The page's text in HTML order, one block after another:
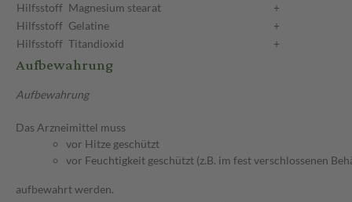
Hilfsstoff Magnesium stearat
+
Hilfsstoff Gelatine
+
Hilfsstoff Titandioxid +
Aufbewahrung
Aufbewahrung
Das Arzneimittel muss
vor Hitze geschützt
vor Feuchtigkeit geschützt (z.B. im fest verschlossenen
aufbewahrt werden.